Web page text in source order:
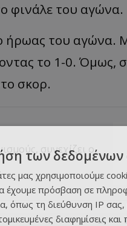
φινάλε του αγώνα.
ήρωας του αγώνα.
το 1-0. Όμως,
σκορ.
συνεχίζει ο
των δεδομένων
μας χρησιμοποιούμε
έχουμε πρόσβαση σε
όπως τη διεύθυνση IP σας,
διαφημίσεις